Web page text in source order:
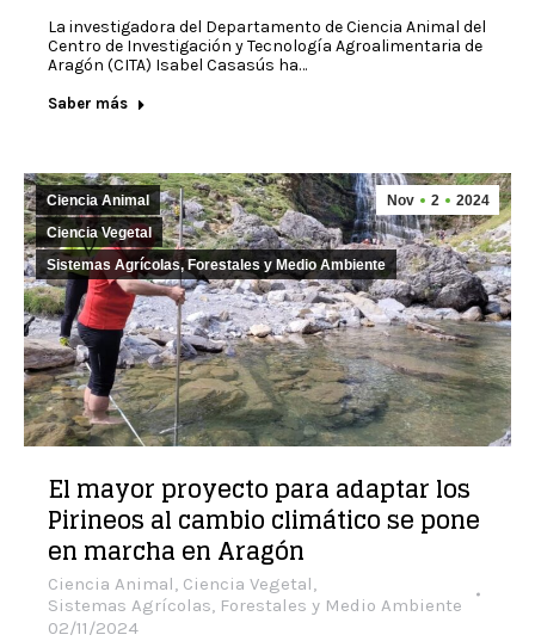
La investigadora del Departamento de Ciencia Animal del
Centro de Investigación y Tecnología Agroalimentaria de
Aragón (CITA) Isabel Casasús ha…
Saber más
Nov 2 2024
Ciencia Animal
Ciencia Vegetal
Sistemas Agrícolas, Forestales y Medio Ambiente
El mayor proyecto para adaptar los
Pirineos al cambio climático se pone
en marcha en Aragón
Ciencia Animal, Ciencia Vegetal,
Sistemas Agrícolas, Forestales y Medio Ambiente
02/11/2024